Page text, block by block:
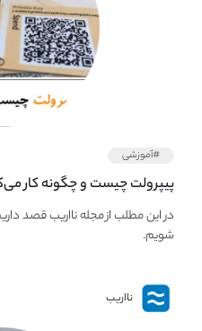
#آموزشی
پیپر‌ولت چیست و چگونه کار
PaperWallet
در این مطلب از مجله نااریب قصد
شویم.
نااریب